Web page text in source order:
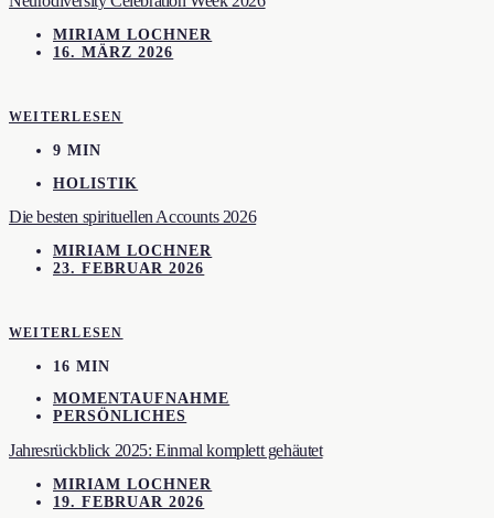
MIRIAM LOCHNER
16. MÄRZ 2026
WEITERLESEN
9 MIN
HOLISTIK
Die besten spirituellen Accounts 2026
MIRIAM LOCHNER
23. FEBRUAR 2026
WEITERLESEN
16 MIN
MOMENTAUFNAHME
PERSÖNLICHES
Jahresrückblick 2025: Einmal komplett gehäutet
MIRIAM LOCHNER
19. FEBRUAR 2026